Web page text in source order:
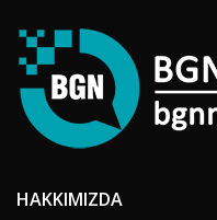
HAKKIMIZDA